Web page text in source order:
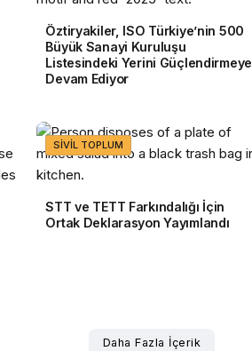
Öztiryakiler, ISO Türkiye’nin 500
Büyük Sanayi Kuruluşu
Listesindeki Yerini Güçlendirmeye
Devam Ediyor
SIVIL TOPLUM
STT ve TETT Farkındalığı İçin
Ortak Deklarasyon Yayımlandı
Daha Fazla İçerik